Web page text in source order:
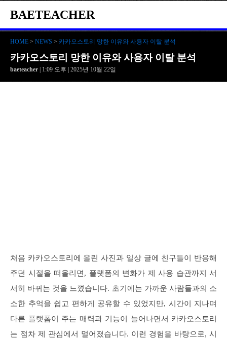
BAETEACHER
HOME > NEWS > 카카오스토리 망한 이유와 사용자 이탈 분석
카카오스토리 망한 이유와 사용자 이탈 분석
baeteacher | 1:09 오후 | 2025년 10월 22일
처음 카카오스토리에 올린 사진과 일상 글에 친구들이 반응해
주던 시절을 떠올리면, 플랫폼의 변화가 제 사용 습관까지 서
서히 바뀌는 것을 느꼈습니다. 초기에는 가까운 사람들과의 소
소한 추억을 쉽고 편하게 공유할 수 있었지만, 시간이 지나며
다른 플랫폼이 주는 매력과 기능이 늘어나면서 카카오스토리
는 점차 제 관심에서 멀어졌습니다. 이런 경험을 바탕으로, 시